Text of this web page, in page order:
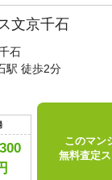
文京千石
石
駅 徒歩2分
このマン
無料査定ス